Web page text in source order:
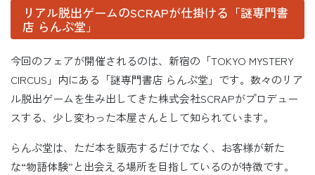
リアル脱出ゲームのSCRAPが仕掛ける「謎専門書
店 らんぷ堂」
今回のフェアが開催されるのは、新宿の「TOKYO MYSTERY
CIRCUS」内にある「謎専門書店 らんぷ堂」です。数々のリア
ル脱出ゲームを生み出してきた株式会社SCRAPがプロデュー
スする、少し変わった本屋さんとして知られています。
らんぷ堂は、ただ本を販売するだけでなく、お客様が新た
な“物語体験”と出会える場所を目指しているのが特徴です。